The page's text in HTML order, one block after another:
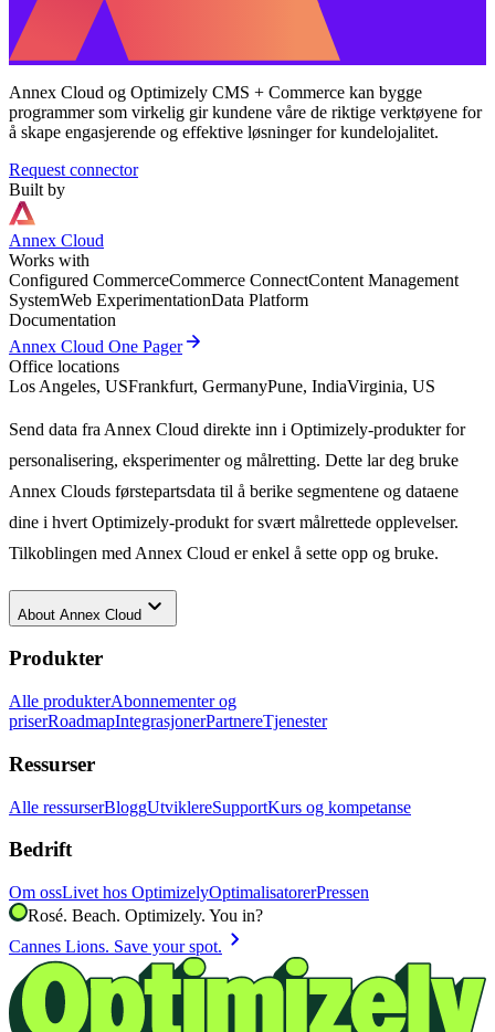
Annex Cloud og Optimizely CMS + Commerce kan bygge
programmer som virkelig gir kundene våre de riktige verktøyene for
å skape engasjerende og effektive løsninger for kundelojalitet.
Request connector
Built by
Annex Cloud
Works with
Configured CommerceCommerce ConnectContent Management
SystemWeb ExperimentationData Platform
Documentation
Annex Cloud One Pagerarrow_forward
Office locations
Los Angeles, USFrankfurt, GermanyPune, IndiaVirginia, US
Send data fra Annex Cloud direkte inn i Optimizely-produkter for
personalisering, eksperimenter og målretting. Dette lar deg bruke
Annex Clouds førstepartsdata til å berike segmentene og dataene
dine i hvert Optimizely-produkt for svært målrettede opplevelser.
Tilkoblingen med Annex Cloud er enkel å sette opp og bruke.
About Annex Cloud keyboard_arrow_down
Produkter
Alle produkterAbonnementer og
priserRoadmapIntegrasjonerPartnereTjenester
Ressurser
Alle ressurserBloggUtviklereSupportKurs og kompetanse
Bedrift
Om ossLivet hos OptimizelyOptimalisatorerPressen
Rosé. Beach. Optimizely. You in?
Cannes Lions. Save your spot. chevron_right